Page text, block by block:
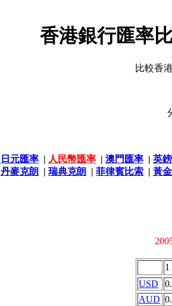
香港銀行匯率
比較香
日元匯率 | 人民幣匯率 | 澳門匯率 | 英
丹麥克朗 | 瑞典克朗 | 菲律賓比索 | 黃
1
USD
AUD